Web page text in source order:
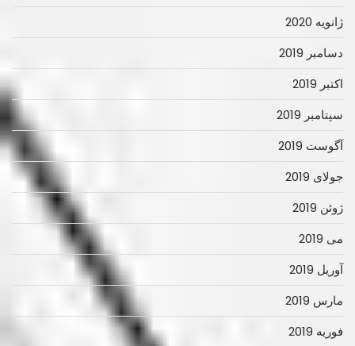
ژانویه 2020
دسامبر 2019
اکتبر 2019
سپتامبر 2019
آگوست 2019
جولای 2019
ژوئن 2019
می 2019
آوریل 2019
مارس 2019
فوریه 2019